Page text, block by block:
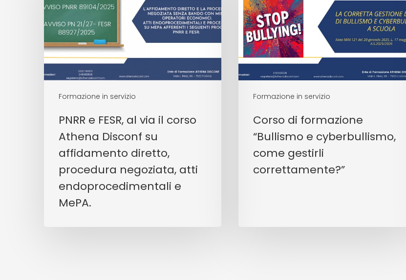
Formazione in servizio
PNRR e FESR, al via il corso
Athena Disconf su
affidamento diretto,
procedura negoziata, atti
endoprocedimentali e
MePA.
Formazione in servizio
Corso di formazione
“Bullismo e cyberbullismo,
come gestirli
correttamente?”